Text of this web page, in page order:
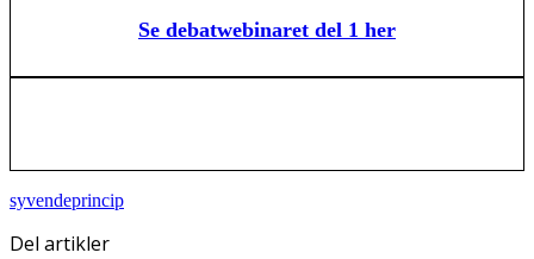
Se debatwebinaret del 1 her
syvendeprincip
Del artikler